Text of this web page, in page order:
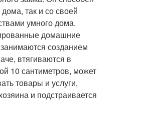
так и со своей
умного дома.
домашние
созданием
втягиваются в
10 сантиметров, может
товары и услуги,
и подстраивается